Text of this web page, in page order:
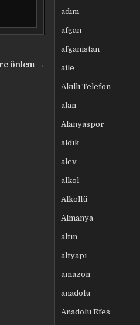
önlem →
adım
afgan
afganistan
aile
Akıllı Telefon
alan
Alanyaspor
aldık
alev
alkol
Alkollü
Almanya
altın
altyapı
amazon
anadolu
Anadolu Efes